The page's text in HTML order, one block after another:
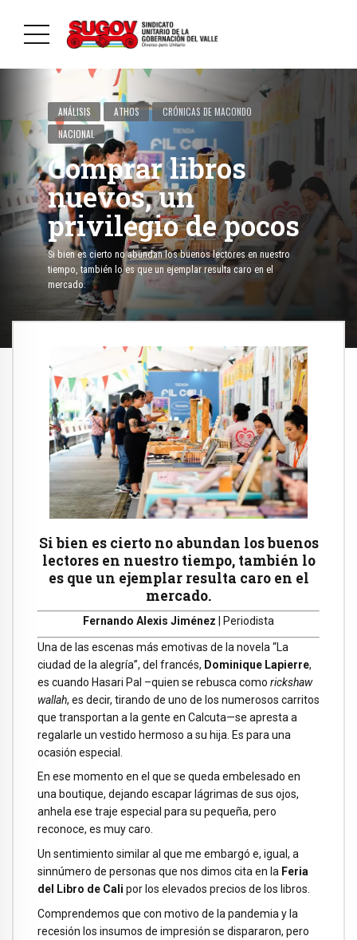
ANÁLISIS ATHOS
CRÓNICAS DE MACONDO
NACIONAL
Comprar libros
nuevos, un
privilegio de pocos
Si bien es cierto no abundan los buenos lectores en nuestro
tiempo, también lo es que un ejemplar resulta caro en el
mercado.
Si bien es cierto no abundan los buenos
lectores en nuestro tiempo, también lo
es que un ejemplar resulta caro en el
mercado.
Fernando Alexis Jiménez | Periodista
Una de las escenas más emotivas de la novela “La
ciudad de la alegría”, del francés, Dominique Lapierre,
es cuando Hasari Pal –quien se rebusca como rickshaw
wallah, es decir, tirando de uno de los numerosos carritos
que transportan a la gente en Calcuta—se apresta a
regalarle un vestido hermoso a su hija. Es para una
ocasión especial.
En ese momento en el que se queda embelesado en
una boutique, dejando escapar lágrimas de sus ojos,
anhela ese traje especial para su pequeña, pero
reconoce, es muy caro.
Un sentimiento similar al que me embargó e, igual, a
sinnúmero de personas que nos dimos cita en la Feria
del Libro de Cali por los elevados precios de los libros.
Comprendemos que con motivo de la pandemia y la
recesión los insumos de impresión se dispararon, pero